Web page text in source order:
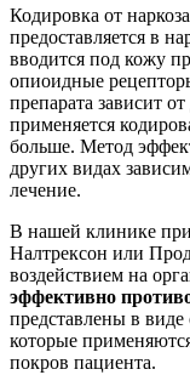
Кодировка от
предоставляется в
вводится под кожу
опиоидные
препарата зависит
применяется
больше. Метод
других видах
лечение.
В нашей клинике
Налтрексон или
воздействием на
эффективно
представлены в виде
которые
покров пациента.